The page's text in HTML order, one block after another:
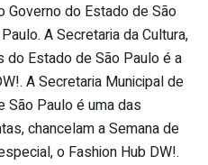
Governo do Estado de São
A Secretaria da Cultura,
do Estado de São Paulo é a
A Secretaria Municipal de
São Paulo é uma das
chancelam a Semana de
o Fashion Hub DW!.